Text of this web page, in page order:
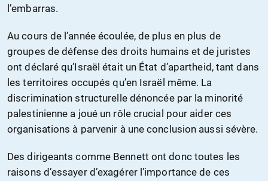
l’embarras.
Au cours de l’année écoulée, de plus en plus de
groupes de défense des droits humains et de juristes
ont déclaré qu’Israël était un État d’apartheid, tant dans
les territoires occupés qu’en Israël même. La
discrimination structurelle dénoncée par la minorité
palestinienne a joué un rôle crucial pour aider ces
organisations à parvenir à une conclusion aussi sévère.
Des dirigeants comme Bennett ont donc toutes les
raisons d’essayer d’exagérer l’importance de ces